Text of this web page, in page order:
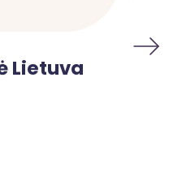
Lietuva